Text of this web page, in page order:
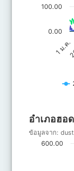
1 ม.ค.
0.00
100.00
อำเภอฮอ
Line chart with
ข้อมูลจาก:
อำเภอฮอ
ข้อมูลจาก:
600.00